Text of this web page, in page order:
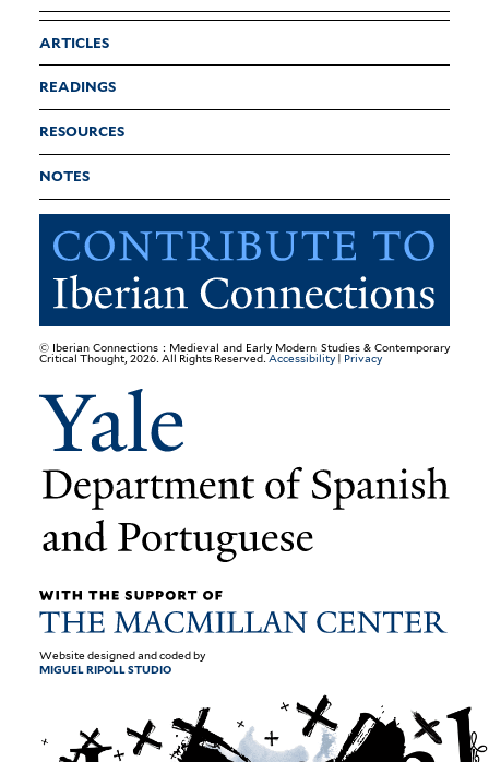
ARTICLES
READINGS
RESOURCES
NOTES
© Iberian Connections : Medieval and Early Modern Studies & Contemporary
Critical Thought, 2026. All Rights Reserved.Accessibility| Privacy
Website designed and coded by
MIGUEL RIPOLL STUDIO